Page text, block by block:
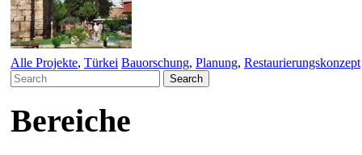
Alle Projekte, Türkei Bauorschung, Planung, Restaurierungskonzept
Search
for:
Bereiche